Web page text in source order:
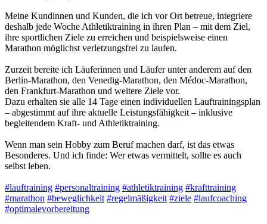
Meine Kundinnen und Kunden, die ich vor Ort betreue, integriere
deshalb jede Woche Athletiktraining in ihren Plan – mit dem Ziel,
ihre sportlichen Ziele zu erreichen und beispielsweise einen
Marathon möglichst verletzungsfrei zu laufen.
Zurzeit bereite ich Läuferinnen und Läufer unter anderem auf den
Berlin-Marathon, den Venedig-Marathon, den Médoc-Marathon,
den Frankfurt-Marathon und weitere Ziele vor.
Dazu erhalten sie alle 14 Tage einen individuellen Lauftrainingsplan
– abgestimmt auf ihre aktuelle Leistungsfähigkeit – inklusive
begleitendem Kraft- und Athletiktraining.
Wenn man sein Hobby zum Beruf machen darf, ist das etwas
Besonderes. Und ich finde: Wer etwas vermittelt, sollte es auch
selbst leben.
#lauftraining #personaltraining #athletiktraining #krafttraining
#marathon #beweglichkeit #regelmäßigkeit #ziele #laufcoaching
#optimalevorbereitung